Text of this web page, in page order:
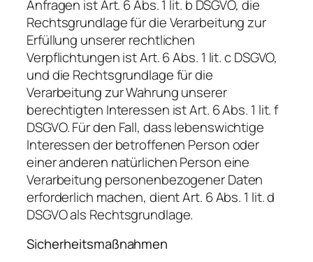
Anfragen ist Art. 6 Abs. 1 lit. b DSGVO, die
Rechtsgrundlage für die Verarbeitung zur
Erfüllung unserer rechtlichen
Verpflichtungen ist Art. 6 Abs. 1 lit. c DSGVO,
und die Rechtsgrundlage für die
Verarbeitung zur Wahrung unserer
berechtigten Interessen ist Art. 6 Abs. 1 lit. f
DSGVO. Für den Fall, dass lebenswichtige
Interessen der betroffenen Person oder
einer anderen natürlichen Person eine
Verarbeitung personenbezogener Daten
erforderlich machen, dient Art. 6 Abs. 1 lit. d
DSGVO als Rechtsgrundlage.
Sicherheitsmaßnahmen